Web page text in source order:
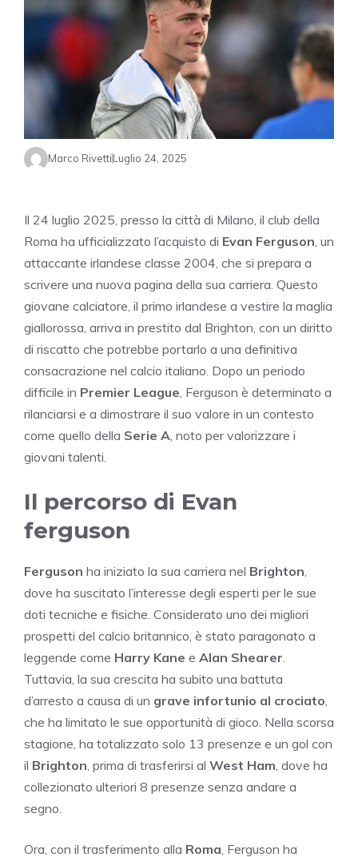
Marco RivettiLuglio 24, 2025
Il 24 luglio 2025, presso la città di Milano, il club della
Roma ha ufficializzato l’acquisto di Evan Ferguson , un
attaccante irlandese classe 2004, che si prepara a
scrivere una nuova pagina della sua carriera. Questo
giovane calciatore, il primo irlandese a vestire la maglia
giallorossa, arriva in prestito dal Brighton, con un diritto
di riscatto che potrebbe portarlo a una definitiva
consacrazione nel calcio italiano. Dopo un periodo
difficile in Premier League , Ferguson è determinato a
rilanciarsi e a dimostrare il suo valore in un contesto
come quello della Serie A , noto per valorizzare i
giovani talenti.
Il percorso di Evan
ferguson
Ferguson ha iniziato la sua carriera nel Brighton
dove ha suscitato l’interesse degli esperti per le sue
doti tecniche e fisiche. Considerato uno dei migliori
prospetti del calcio britannico, è stato paragonato a
leggende come Harry Kane e Alan Shearer
Tuttavia, la sua crescita ha subito una battuta
d’arresto a causa di un grave infortunio al crociato
che ha limitato le sue opportunità di gioco. Nella scorsa
stagione, ha totalizzato solo 13 presenze e un gol con
il Brighton , prima di trasferirsi al West Ham , dove ha
collezionato ulteriori 8 presenze senza andare a
segno.
Ora, con il trasferimento alla Roma , Ferguson ha